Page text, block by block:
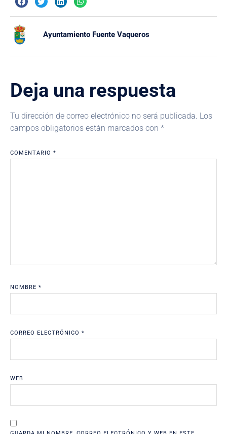
Ayuntamiento Fuente Vaqueros
Deja una respuesta
Tu dirección de correo electrónico no será publicada. Los
campos obligatorios están marcados con *
COMENTARIO *
NOMBRE *
CORREO ELECTRÓNICO *
WEB